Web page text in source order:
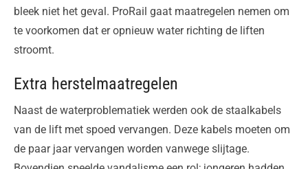
bleek niet het geval. ProRail gaat maatregelen nemen om
te voorkomen dat er opnieuw water richting de liften
stroomt.
Extra herstelmaatregelen
Naast de waterproblematiek werden ook de staalkabels
van de lift met spoed vervangen. Deze kabels moeten om
de paar jaar vervangen worden vanwege slijtage.